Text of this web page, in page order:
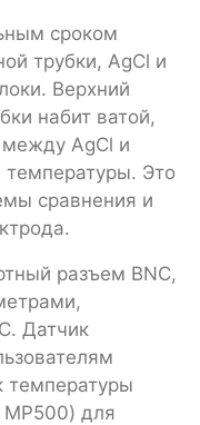
сроком
трубки, AgCl и
Верхний
набит ватой,
AgCl и
температуры. Это
сравнения и
разъем BNC,
Датчик
температуры
для